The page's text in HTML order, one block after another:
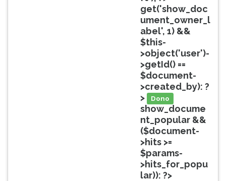
get('show_doc
ument_owner_l
abel', 1) &&
$this-
>object('user')-
>getId() ==
$document-
>created_by): ?
>
Dono
show_docume
nt_popular &&
($document-
>hits >=
$params-
>hits_for_popu
lar)): ?>